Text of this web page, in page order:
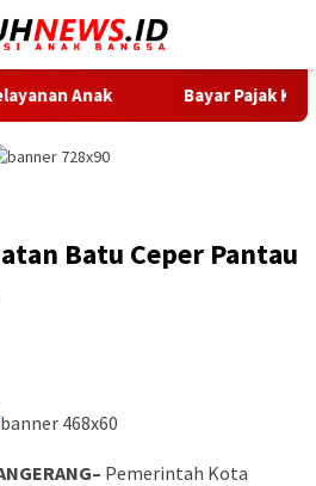
Bayar Pajak Kini Makin Mudah,
Batu Ceper Pantau
Pemerintah Kota